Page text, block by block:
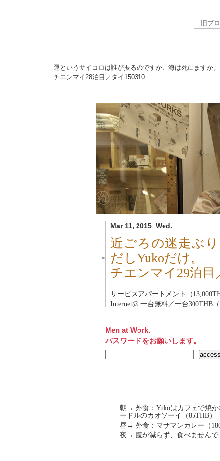
運というサイコロは誰が振るのですか、海は死にますか。
チエンマイ28泊目／タイ 150310
Mar 11, 2015_Wed.
■
近ごろの迷走ぶ
だしYukoだけ。
チエンマイ29泊目
サービスアパートメント（
Internet@ 一台無料／一台300THB
Men at Work.
パスワードをお願いします。
朝→ 外食：Yukoはカフェで焼
ードルのカオソーイ（85THB）
昼→ 外食：マサマンカレー（
夜→ 腹が減らず、食べませんで